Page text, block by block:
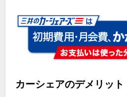
カーシェアのデメリット